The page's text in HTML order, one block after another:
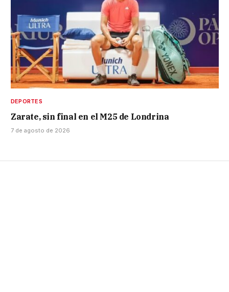
DEPORTES
Zarate, sin final en el M25 de Londrina
7 de agosto de 2026